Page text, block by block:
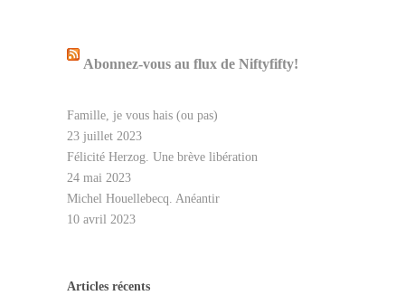
Abonnez-vous au flux de Niftyfifty!
Famille, je vous hais (ou pas)
23 juillet 2023
Félicité Herzog. Une brève libération
24 mai 2023
Michel Houellebecq. Anéantir
10 avril 2023
Articles récents